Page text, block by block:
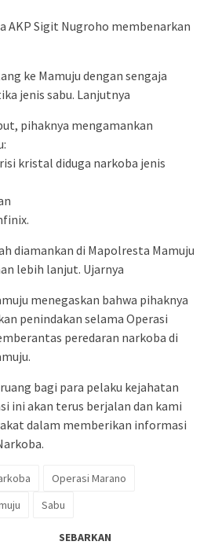
AKP Sigit Nugroho membenarkan
ke Mamuju dengan sengaja
jenis sabu. Lanjutnya
pihaknya mengamankan
kristal diduga narkoba jenis
diamankan di Mapolresta Mamuju
lebih lanjut. Ujarnya
menegaskan bahwa pihaknya
penindakan selama Operasi
peredaran narkoba di
bagi para pelaku kejahatan
ini akan terus berjalan dan kami
dalam memberikan informasi
Operasi Marano
Sabu
SEBARKAN